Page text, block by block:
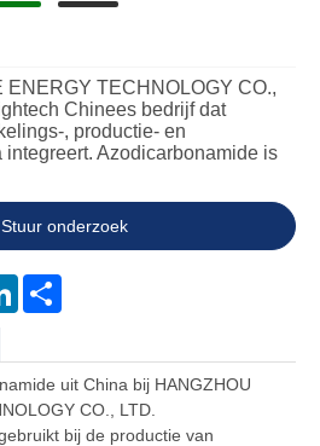
ENERGY TECHNOLOGY CO.,
Chinees bedrijf dat
, productie- en
Azodicarbonamide is
Stuur onderzoek
LinkedIn
uit China bij HANGZHOU
CO., LTD.
bij de productie van